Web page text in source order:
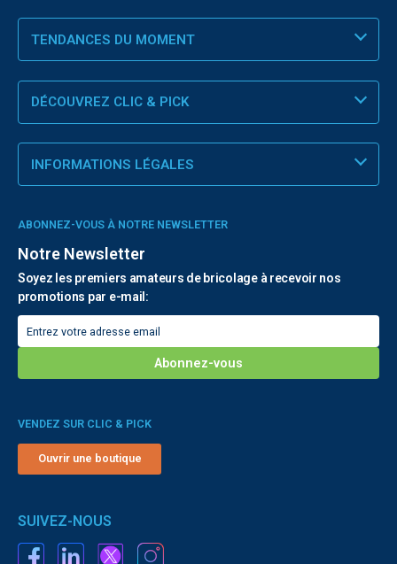
TENDANCES DU MOMENT
DÉCOUVREZ CLIC & PICK
INFORMATIONS LÉGALES
ABONNEZ-VOUS À NOTRE NEWSLETTER
Notre Newsletter
Soyez les premiers amateurs de bricolage à recevoir nos
promotions par e-mail:
VENDEZ SUR CLIC & PICK
Ouvrir une boutique
SUIVEZ-NOUS